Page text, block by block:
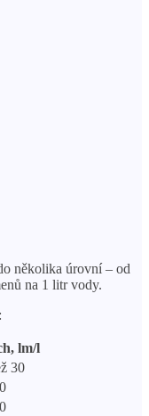
několika úrovní – od
na 1 litr vody.
lm/l
30